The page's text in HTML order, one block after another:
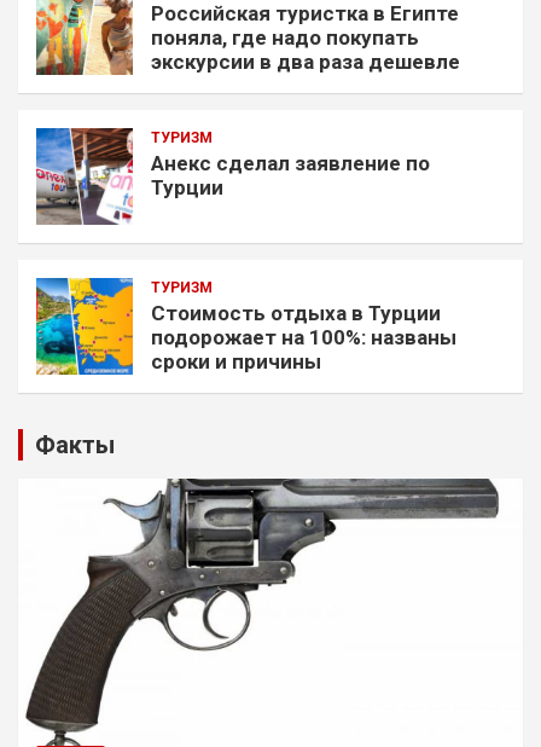
Российская туристка в Египте
поняла, где надо покупать
экскурсии в два раза дешевле
ТУРИЗМ
Анекс сделал заявление по
Турции
ТУРИЗМ
Стоимость отдыха в Турции
подорожает на 100%: названы
сроки и причины
Факты